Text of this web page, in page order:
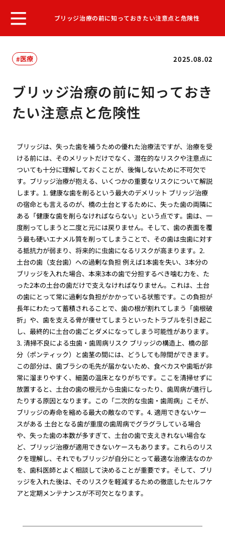
ブリッジ治療の前に知っておきたい注意点と危険性
2025.08.02
医療
ブリッジ治療の前に知っておき
たい注意点と危険性
ブリッジは、失った歯を補うための優れた治療法ですが、治療を受
ける前には、そのメリットだけでなく、潜在的なリスクや注意点に
ついても十分に理解しておくことが、後悔しないために不可欠で
す。ブリッジ治療が抱える、いくつかの重要なリスクについて解説
します。1. 健康な歯を削るという最大のデメリット ブリッジ治療
の宿命とも言えるのが、橋の土台とするために、失った歯の両隣に
ある「健康な歯を削らなければならない」という点です。歯は、一
度削ってしまうと二度と元には戻りません。そして、歯の表面を覆
う最も硬いエナメル質を削ってしまうことで、その歯は虫歯に対す
る抵抗力が弱まり、将来的に虫歯になるリスクが高まります。2.
土台の歯（支台歯）への過剰な負担 例えば1本歯を失い、3本分の
ブリッジを入れた場合、本来3本の歯で分担するべき噛む力を、た
った2本の土台の歯だけで支えなければなりません。これは、土台
の歯にとって常に過剰な負担がかかっている状態です。この負担が
長年にわたって蓄積されることで、歯の根が割れてしまう「歯根破
折」や、歯を支える骨が痩せてしまうといったトラブルを引き起こ
し、最終的に土台の歯ごとダメになってしまう可能性があります。
3. 清掃不良による虫歯・歯周病リスク ブリッジの構造上、橋の部
分（ポンティック）と歯茎の間には、どうしても隙間ができます。
この部分は、歯ブラシの毛先が届かないため、食べカスや歯垢が非
常に溜まりやすく、細菌の温床となりがちです。ここを清掃せずに
放置すると、土台の歯の根元から虫歯になったり、歯周病が進行し
たりする原因となります。この「二次的な虫歯・歯周病」こそが、
ブリッジの寿命を縮める最大の敵なのです。4. 適用できないケー
スがある 土台となる歯が重度の歯周病でグラグラしている場合
や、失った歯の本数が多すぎて、土台の歯で支えきれない場合な
ど、ブリッジ治療が適用できないケースもあります。これらのリス
クを理解し、それでもブリッジが自分にとって最適な治療法なのか
を、歯科医師とよく相談して決めることが重要です。そして、ブリ
ッジを入れた後は、そのリスクを軽減するための徹底したセルフケ
アと定期メンテナンスが不可欠となります。